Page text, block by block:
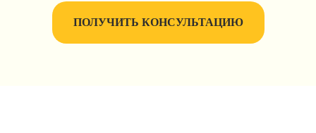
ПОЛУЧИТЬ КОНСУЛЬТАЦИЮ